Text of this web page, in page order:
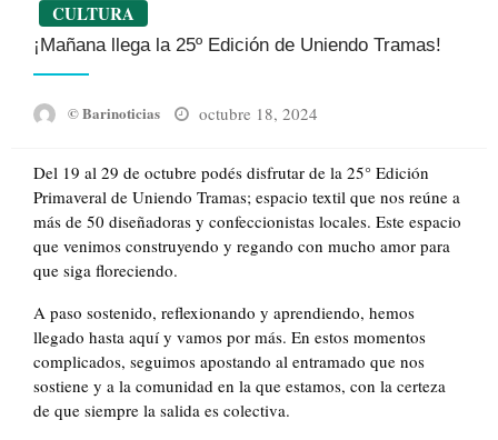
CULTURA
¡Mañana llega la 25º Edición de Uniendo Tramas!
© Barinoticias
Posted
octubre 18, 2024
Del 19 al 29 de octubre podés disfrutar de la 25° Edición
Primaveral de Uniendo Tramas; espacio textil que nos reúne a
más de 50 diseñadoras y confeccionistas locales. Este espacio
que venimos construyendo y regando con mucho amor para
que siga floreciendo.
A paso sostenido, reflexionando y aprendiendo, hemos
llegado hasta aquí y vamos por más. En estos momentos
complicados, seguimos apostando al entramado que nos
sostiene y a la comunidad en la que estamos, con la certeza
de que siempre la salida es colectiva.